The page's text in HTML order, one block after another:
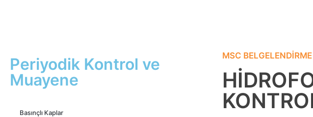
Periyodik Kontrol ve
Muayene
Basınçlı Kaplar
MSC BELGELENDIRME